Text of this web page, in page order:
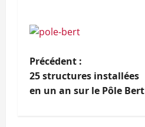
N
a
Précédent :
25 structures installées
en un an sur le Pôle Bert